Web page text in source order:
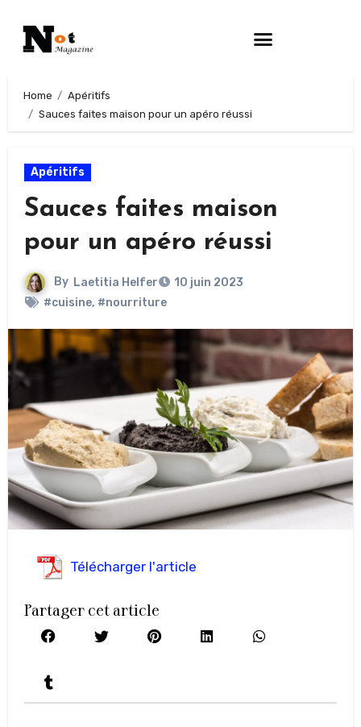
Home
Apéritifs
Sauces faites maison pour un apéro réussi
Apéritifs
Sauces faites maison
pour un apéro réussi
By Laetitia Helfer
10 juin 2023
#cuisine, #nourriture
Télécharger l'article
Partager cet article